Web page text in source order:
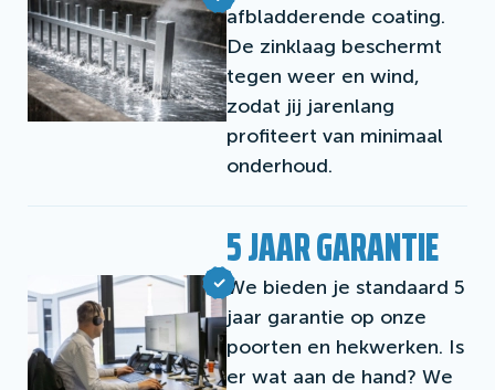
afbladderende coating.
De zinklaag beschermt
tegen weer en wind,
zodat jij jarenlang
profiteert van minimaal
onderhoud.
5 JAAR GARANTIE
We bieden je standaard 5
jaar garantie op onze
poorten en hekwerken. Is
er wat aan de hand? We